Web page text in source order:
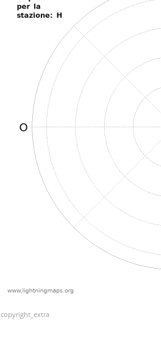
copyright_extra